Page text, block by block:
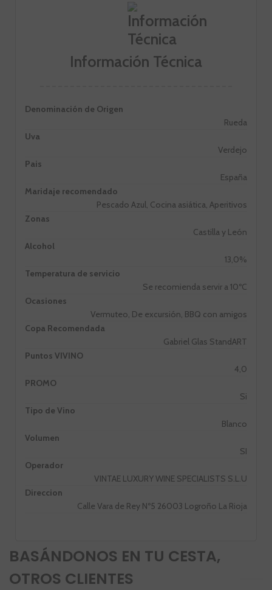
Información Técnica
Denominación de Origen
Rueda
Uva
Verdejo
Pais
España
Maridaje recomendado
Pescado Azul, Cocina asiática, Aperitivos
Zonas
Castilla y León
Alcohol
13,0%
Temperatura de servicio
Se recomienda servir a 10ºC
Ocasiones
Vermuteo, De excursión, BBQ con amigos
Copa Recomendada
Gabriel Glas StandART
Puntos VIVINO
4,0
PROMO
Si
Tipo de Vino
Blanco
Volumen
SI
Operador
VINTAE LUXURY WINE SPECIALISTS S.L.U
Direccion
Calle Vara de Rey Nº5 26003 Logroño La Rioja
BASÁNDONOS EN TU CESTA,
OTROS CLIENTES